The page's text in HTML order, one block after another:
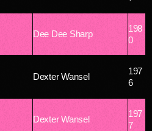
Dee Dee Sharp
198
0
Dexter Wansel
197
6
Dexter Wansel
197
7